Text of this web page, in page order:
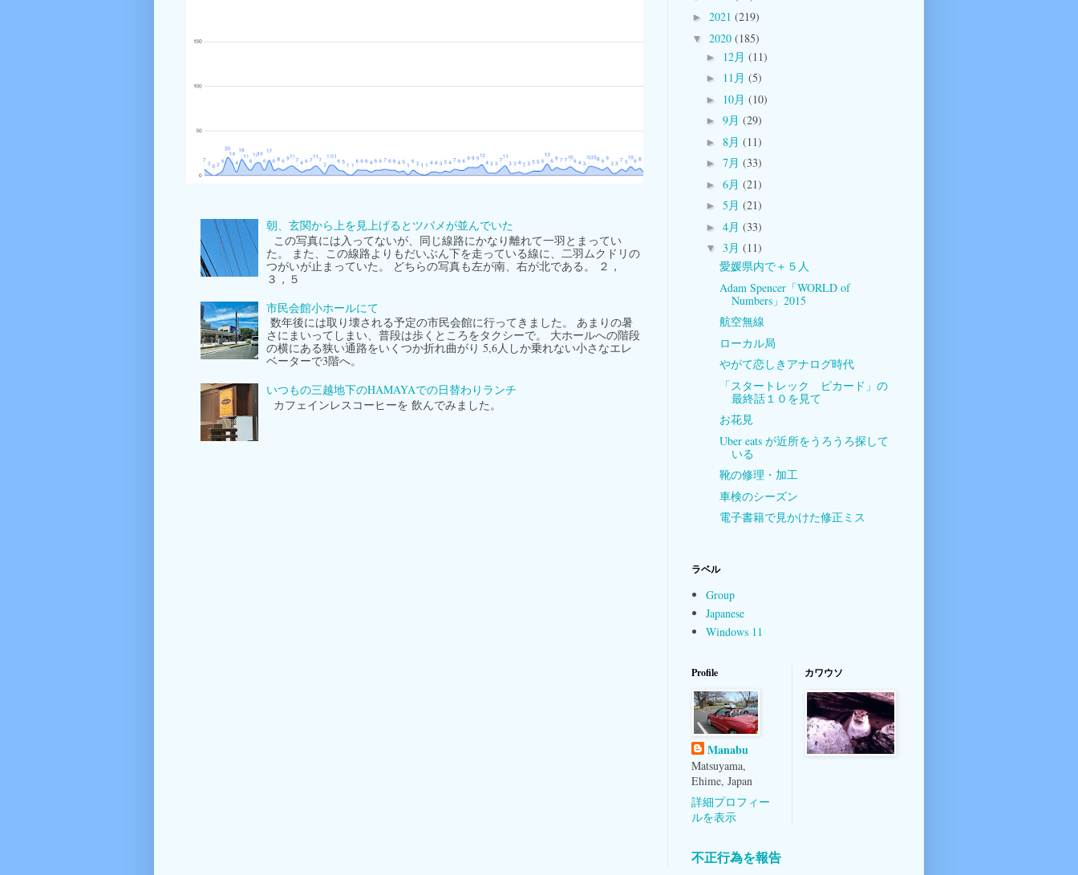
朝、玄関から上を見上げるとツバメが並んでいた
この写真には入ってないが、同じ線路にかなり離れて一羽とまってい
た。 また、この線路よりもだいぶん下を走っている線に、二羽ムクドリの
つがいが止まっていた。 どちらの写真も左が南、右が北である。 ２，
３，５
市民会館小ホールにて
数年後には取り壊される予定の市民会館に行ってきました。 あまりの暑
さにまいってしまい、普段は歩くところをタクシーで。 大ホールへの階段
の横にある狭い通路をいくつか折れ曲がり 5,6人しか乗れない小さなエレ
ベーターで3階へ。
いつもの三越地下のHAMAYAでの日替わりランチ
カフェインレスコーヒーを 飲んでみました。
► 2021 (219)
▼ 2020 (185)
► 12月 (11)
► 11月 (5)
► 10月 (10)
► 9月 (29)
► 8月 (11)
► 7月 (33)
► 6月 (21)
► 5月 (21)
► 4月 (33)
▼ 3月 (11)
愛媛県内で＋５人
Adam Spencer「WORLD of
Numbers」2015
航空無線
ローカル局
やがて恋しきアナログ時代
「スタートレック ピカード」の
最終話１０を見て
お花見
Uber eats が近所をうろうろ探して
いる
靴の修理・加工
車検のシーズン
電子書籍で見かけた修正ミス
ラベル
Group
Japanese
Windows 11
Profile
Manabu
Matsuyama,
Ehime, Japan
詳細プロフィー
ルを表示
カワウソ
不正行為を報告